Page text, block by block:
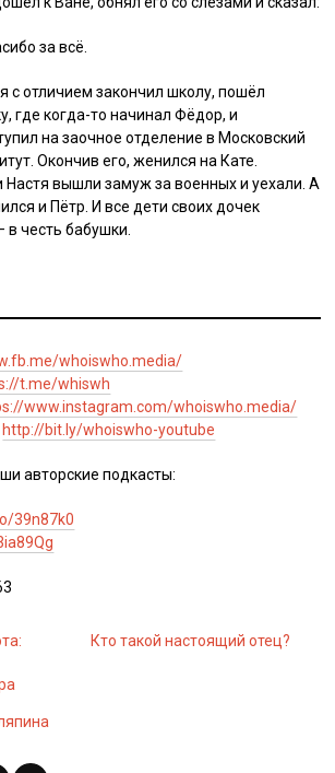
за всё.
с отличием закончил школу, пошёл
где когда-то начинал Фёдор, и
на заочное отделение в Московский
Окончив его, женился на Кате.
вышли замуж за военных и уехали. А
и Пётр. И все дети своих дочек
честь бабушки.
whoiswho.media/
t.me/whiswh
www.instagram.com/whoiswho.media/
http://bit.ly/whoiswho-youtube
авторские подкасты:
39n87k0
Кто такой настоящий отец?